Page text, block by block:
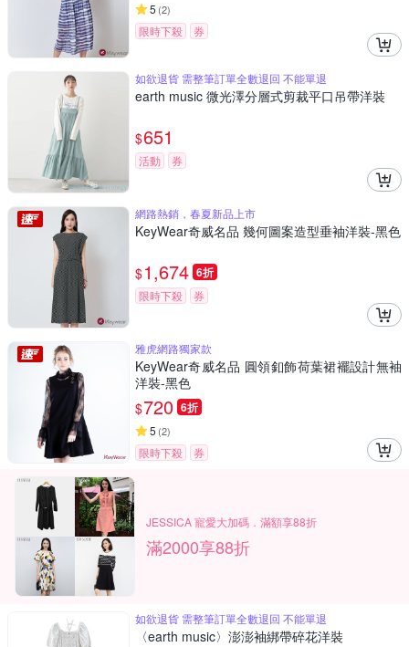
5 (2)
限時下殺 券
如欲退貨 需整筆訂單全數退回 不能單退
earth music 微光澤分層式剪裁平口吊帶洋裝
$651
活動 券
網路熱銷，春夏新品上市
KeyWear奇威名品 幾何圖案造型垂袖洋裝-黑色
$1,674 6折
限時下殺 券
雅虎網路獨家款
KeyWear奇威名品 圓領釦飾荷葉裙襬設計無袖
洋裝-黑色
$720 6折
5 (2)
限時下殺 券
JESSICA 寵愛大加碼．滿額享88折
滿2000享88折
如欲退貨 需整筆訂單全數退回 不能單退
〈earth music〉澎澎袖綁帶碎花洋裝